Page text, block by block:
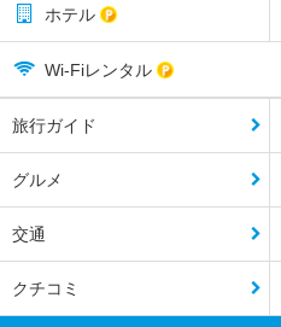
ホテル
Wi-Fiレンタル
旅行ガイド
グルメ
交通
クチコミ